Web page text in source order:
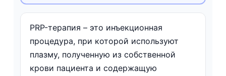
PRP-терапия – это инъекционная
процедура, при которой используют
плазму, полученную из собственной
крови пациента и содержащую